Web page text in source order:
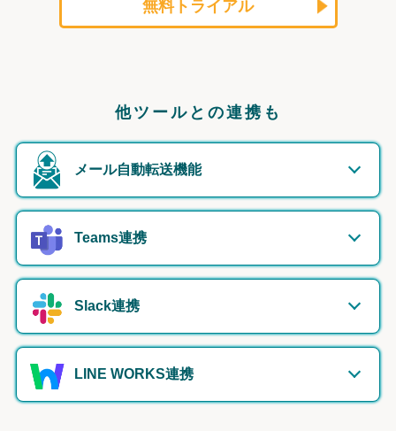
無料トライアル
他ツールとの連携も
メール自動転送機能
Teams連携
Slack連携
LINE WORKS連携